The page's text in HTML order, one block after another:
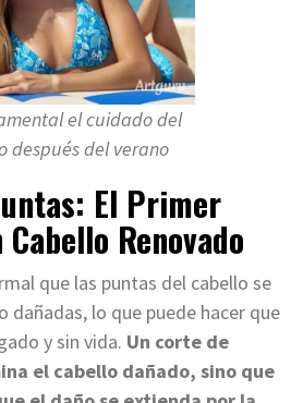
el cuidado del
después del verano
El Primer
Renovado
que las puntas del cabello se
dañadas, lo que puede hacer que
y sin vida. Un corte de
el cabello dañado, sino que